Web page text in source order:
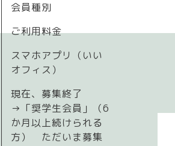
会員種別
ご利用料金
スマホアプリ（いい
オフィス）
現在、募集終了
→「奨学生会員」（6
か月以上続けられる
方） ただいま募集